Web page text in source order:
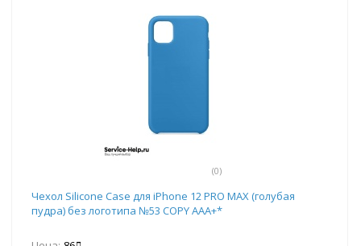
(0)
Чехол Silicone Case для iPhone 12 PRO MAX (голубая
пудра) без логотипа №53 COPY AAA+*